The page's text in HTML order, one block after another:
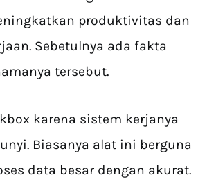
produktivitas dan
Sebetulnya ada fakta
tersebut.
karena sistem kerjanya
Biasanya alat ini berguna
data besar dengan akurat.